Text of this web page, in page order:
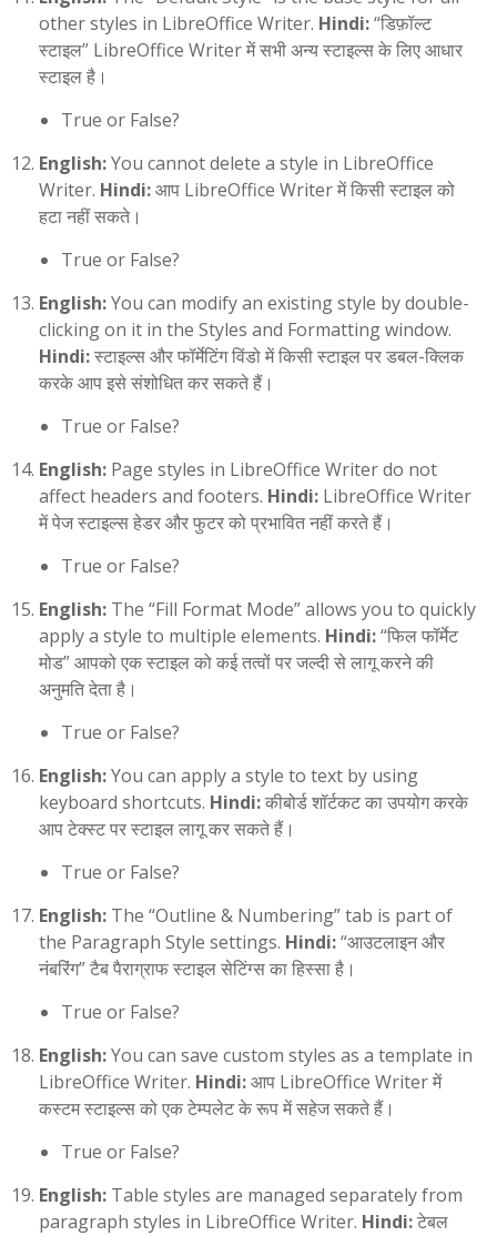
other styles in LibreOffice Writer. Hindi:“डिफ़ॉल्ट
स्टाइल” LibreOffice Writer में सभी अन्य स्टाइल्स के लिए आधार
स्टाइल है।
True or False?
English:You cannot delete a style in LibreOffice
Writer. Hindi:आप LibreOffice Writer में किसी स्टाइल को
हटा नहीं सकते।
True or False?
English:You can modify an existing style by double-
clicking on it in the Styles and Formatting window.
Hindi:स्टाइल्स और फॉर्मेटिंग विंडो में किसी स्टाइल पर डबल-क्लिक
करके आप इसे संशोधित कर सकते हैं।
True or False?
English: Page styles in LibreOffice Writer do not
affect headers and footers. Hindi: LibreOffice Writer
में पेज स्टाइल्स हेडर और फुटर को प्रभावित नहीं करते हैं।
True or False?
English: The “Fill Format Mode” allows you to quickly
apply a style to multiple elements. Hindi:“फिल फॉर्मेट
मोड” आपको एक स्टाइल को कई तत्वों पर जल्दी से लागू करने की
अनुमति देता है।
True or False?
English:You can apply a style to text by using
keyboard shortcuts. Hindi:कीबोर्ड शॉर्टकट का उपयोग करके
आप टेक्स्ट पर स्टाइल लागू कर सकते हैं।
True or False?
English: The “Outline & Numbering” tab is part of
the Paragraph Style settings. Hindi:“आउटलाइन और
नंबरिंग” टैब पैराग्राफ स्टाइल सेटिंग्स का हिस्सा है।
True or False?
English:You can save custom styles as a template in
LibreOffice Writer. Hindi:आप LibreOffice Writer में
कस्टम स्टाइल्स को एक टेम्पलेट के रूप में सहेज सकते हैं।
True or False?
English: Table styles are managed separately from
paragraph styles in LibreOffice Writer. Hindi:टेबल